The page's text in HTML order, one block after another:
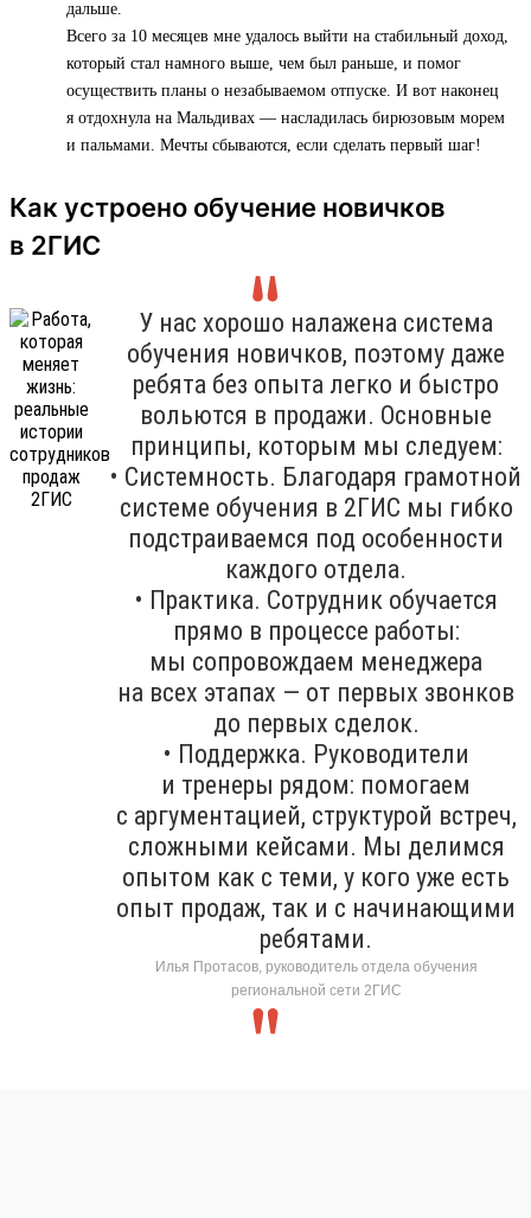
дальше.
Всего за 10 месяцев мне удалось выйти на стабильный доход,
который стал намного выше, чем был раньше, и помог
осуществить планы о незабываемом отпуске. И вот наконец
я отдохнула на Мальдивах — насладилась бирюзовым морем
и пальмами. Мечты сбываются, если сделать первый шаг!
Как устроено обучение новичков
в 2ГИС
У нас хорошо налажена система
обучения новичков, поэтому даже
ребята без опыта легко и быстро
вольются в продажи. Основные
принципы, которым мы следуем:
• Системность. Благодаря грамотной
системе обучения в 2ГИС мы гибко
подстраиваемся под особенности
каждого отдела.
• Практика. Сотрудник обучается
прямо в процессе работы:
мы сопровождаем менеджера
на всех этапах — от первых звонков
до первых сделок.
• Поддержка. Руководители
и тренеры рядом: помогаем
с аргументацией, структурой встреч,
сложными кейсами. Мы делимся
опытом как с теми, у кого уже есть
опыт продаж, так и с начинающими
ребятами.
Илья Протасов, руководитель отдела обучения
региональной сети 2ГИС